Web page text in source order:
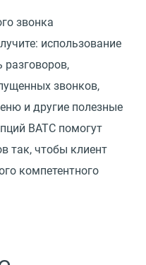
звонка
использование
разговоров,
звонков,
и другие полезные
ВАТС помогут
так, чтобы клиент
компетентного